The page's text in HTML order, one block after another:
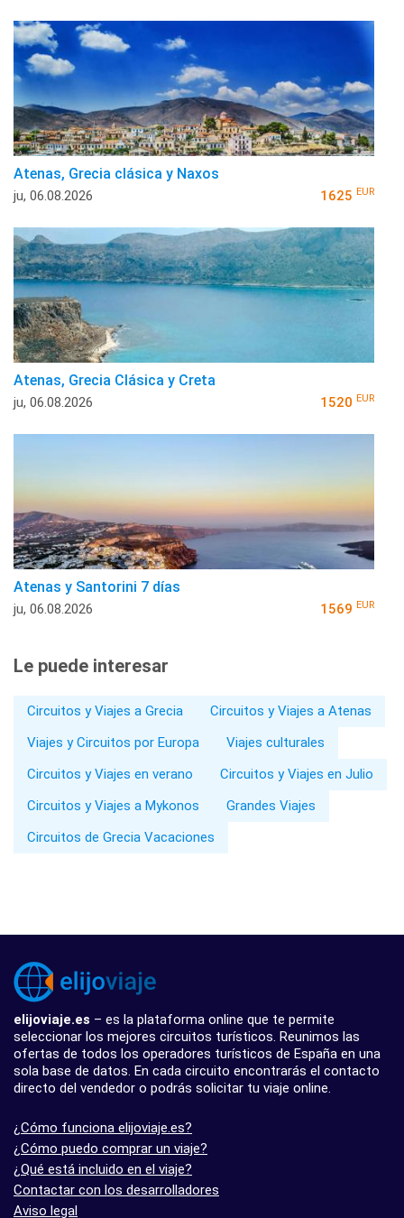
Atenas, Grecia clásica y Naxos
ju, 06.08.2026 1625 EUR
Atenas, Grecia Clásica y Creta
ju, 06.08.2026 1520 EUR
Atenas y Santorini 7 días
ju, 06.08.2026 1569 EUR
Le puede interesar
Circuitos y Viajes a Grecia
Circuitos y Viajes a Atenas
Viajes y Circuitos por Europa
Viajes culturales
Circuitos y Viajes en verano
Circuitos y Viajes en Julio
Circuitos y Viajes a Mykonos
Grandes Viajes
Circuitos de Grecia Vacaciones
elijoviaje.es – es la plataforma online que te permite
seleccionar los mejores circuitos turísticos. Reunimos las
ofertas de todos los operadores turísticos de España en una
sola base de datos. En cada circuito encontrarás el contacto
directo del vendedor o podrás solicitar tu viaje online.
¿Cómo funciona elijoviaje.es?
¿Cómo puedo comprar un viaje?
¿Qué está incluido en el viaje?
Contactar con los desarrolladores
Aviso legal